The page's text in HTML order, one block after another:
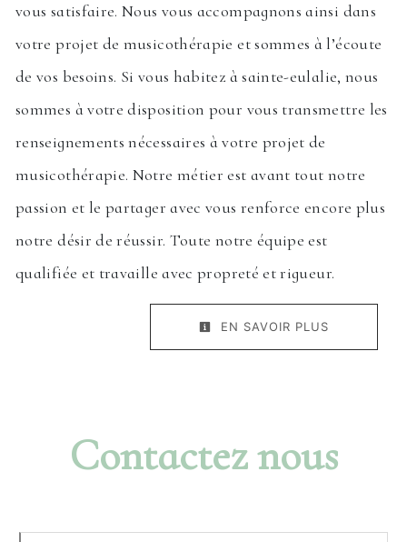
vous satisfaire. Nous vous accompagnons ainsi dans
votre projet de musicothérapie et sommes à l’écoute
de vos besoins. Si vous habitez à sainte-eulalie, nous
sommes à votre disposition pour vous transmettre les
renseignements nécessaires à votre projet de
musicothérapie. Notre métier est avant tout notre
passion et le partager avec vous renforce encore plus
notre désir de réussir. Toute notre équipe est
qualifiée et travaille avec propreté et rigueur.
EN SAVOIR PLUS
Contactez nous